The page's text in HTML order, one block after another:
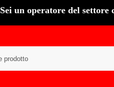
Sei un operatore del settore